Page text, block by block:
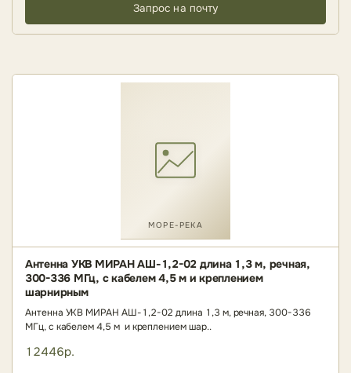
Запрос на почту
МОРЕ-РЕКА
Антенна УКВ МИРАН АШ-1,2-02 длина 1,3 м, речная,
300-336 МГц, с кабелем 4,5 м и креплением
шарнирным
Антенна УКВ МИРАН АШ-1,2-02 длина 1,3 м, речная, 300-336
МГц, с кабелем 4,5 м и креплением шар..
12446р.